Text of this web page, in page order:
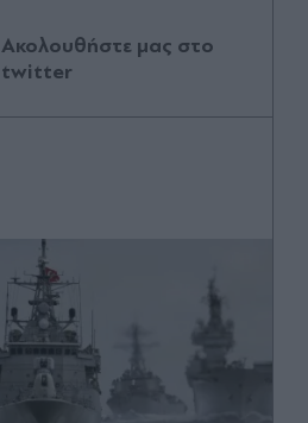
Ακολουθήστε μας στο
twitter